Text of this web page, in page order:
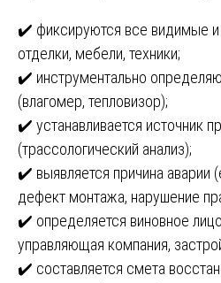
✔️ фиксируются все видимые
отделки, мебели, техники;
✔️ инструментально
(влагомер, тепловизор);
✔️ устанавливается источник
(трассологический анализ);
✔️ выявляется причина аварии
дефект монтажа, нарушение
✔️ определяется виновное
управляющая компания,
✔️ составляется смета